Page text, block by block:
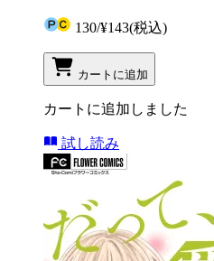
130/¥143(税込)
カートに追加
カートに追加しました
試し読み